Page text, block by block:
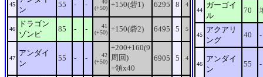
45
ン
55 - -
40
(+50) +150(砦1) 6295 8 4
46
ドラゴン
ゾンビ
85 - -
41
(+50) +150(砦2) 6495 5 5
47
アンダイ
ン
55 - -
42
(+50)
+200+160(9
周回)
+領x40
6905 5 4
44
ガーゴイ
ル
70
45
アクアリ
ング
40 -
46
アンダイ
ン
55 -